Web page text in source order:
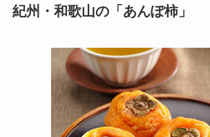
紀州・和歌山の「あんぽ柿」